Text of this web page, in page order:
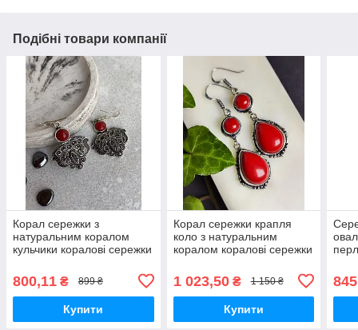
Подібні товари компанії
Корал сережки з
натуральним коралом
кульчики коралові сережки
800,11 ₴ 899 ₴
Купити
Корал сережки крапля
коло з натуральним
коралом коралові сережки
1 023,50₴ 1 150 ₴
Купити